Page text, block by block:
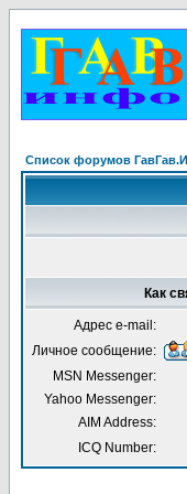
Список форумов
Как
Адрес e-mail:
Личное сообщение:
MSN Messenger:
Yahoo Messenger:
AIM Address:
ICQ Number: